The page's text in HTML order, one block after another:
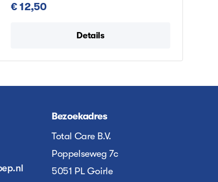
iedere neusbril. De oorbeschermers zijn te verkrijgen per
10 stuks (5x2).
€ 12,50
Details
Bezoekadres
Total Care B.V.
Poppelseweg 7c
5051 PL Goirle